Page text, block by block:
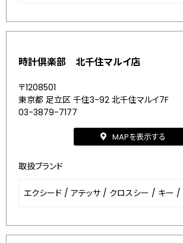
時計倶楽部 北千住マルイ店
〒1208501
東京都 足立区 千住3-92 北千住マルイ7F
03-3879-7177
MAPを表示する
取扱ブランド
エクシード / アテッサ / クロスシー / キー /